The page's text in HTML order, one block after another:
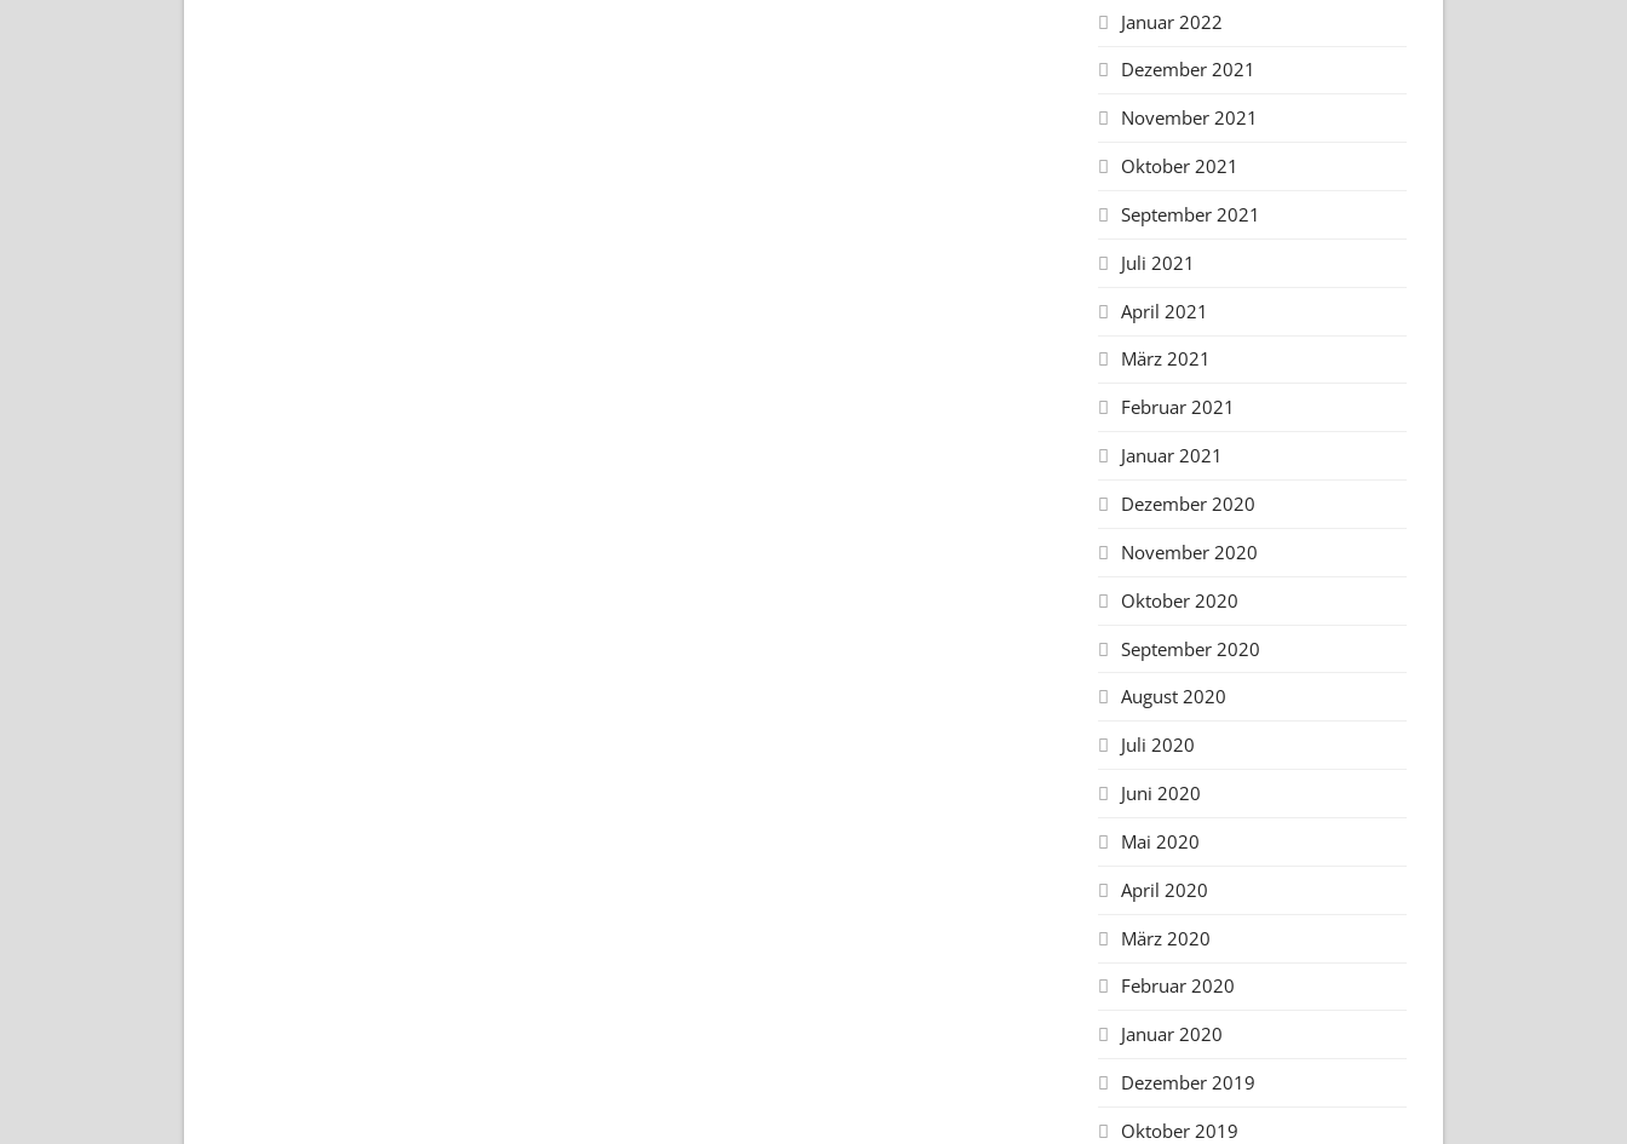
Januar 2022
Dezember 2021
November 2021
Oktober 2021
September 2021
Juli 2021
April 2021
März 2021
Februar 2021
Januar 2021
Dezember 2020
November 2020
Oktober 2020
September 2020
August 2020
Juli 2020
Juni 2020
Mai 2020
April 2020
März 2020
Februar 2020
Januar 2020
Dezember 2019
Oktober 2019